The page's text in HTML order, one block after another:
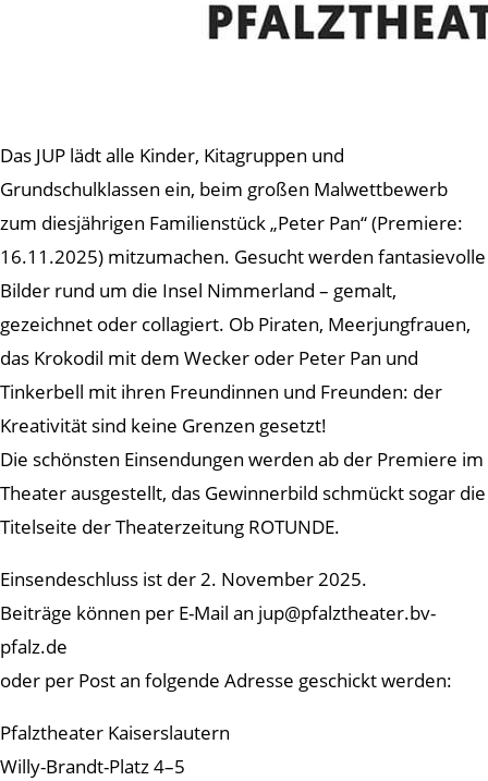
Das JUP lädt alle Kinder, Kitagruppen und
Grundschulklassen ein, beim großen Malwettbewerb
zum diesjährigen Familienstück „Peter Pan“ (Premiere:
16.11.2025) mitzumachen. Gesucht werden fantasievolle
Bilder rund um die Insel Nimmerland – gemalt,
gezeichnet oder collagiert. Ob Piraten, Meerjungfrauen,
das Krokodil mit dem Wecker oder Peter Pan und
Tinkerbell mit ihren Freundinnen und Freunden: der
Kreativität sind keine Grenzen gesetzt!
Die schönsten Einsendungen werden ab der Premiere im
Theater ausgestellt, das Gewinnerbild schmückt sogar die
Titelseite der Theaterzeitung ROTUNDE.
Einsendeschluss ist der 2. November 2025.
Beiträge können per E-Mail an jup@pfalztheater.bv-
pfalz.de
oder per Post an folgende Adresse geschickt werden:
Pfalztheater Kaiserslautern
Willy-Brandt-Platz 4–5